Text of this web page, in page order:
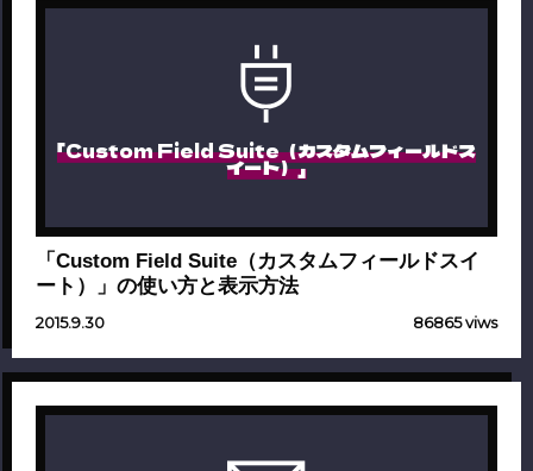
「Custom Field Suite（カスタムフィールドス
イート）」
「Custom Field Suite（カスタムフィールドスイ
ート）」の使い方と表示方法
2015.9.30 86865 viws